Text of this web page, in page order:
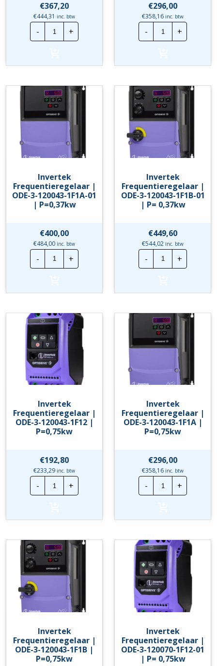
€367,20
€444,31 inc. btw
-
Invertek
Frequentieregelaar
|
120023-
P=0,37kw
hoeveelheid
+
€296,00
€358,16 inc. btw
-
Invertek
|
120043-
|
P=
0,37kw
hoeveelheid
+
Invertek
Frequentieregelaar |
ODE-3-120043-1F1A-01
| P=0,37kw
€400,00
€484,00 inc. btw
-
Invertek
Frequentieregelaar
|
120043-
|
P=0,37kw
hoeveelheid
+
Invertek
Frequentieregelaar |
ODE-3-120043-1F1B-01
| P= 0,37kw
€449,60
€544,02 inc. btw
-
Invertek
|
120043-
|
P=
0,37kw
hoeveelheid
+
Invertek
Frequentieregelaar |
ODE-3-120043-1F12 |
P=0,75kw
€192,80
€233,29 inc. btw
-
Invertek
Frequentieregelaar
|
120043-
P=0,75kw
hoeveelheid
+
Invertek
Frequentieregelaar |
ODE-3-120043-1F1A |
P=0,75kw
€296,00
€358,16 inc. btw
-
Invertek
|
120043-
P=0,75kw
hoeveelheid
+
Invertek
Frequentieregelaar |
ODE-3-120043-1F1B |
P=0,75kw
Invertek
Frequentieregelaar |
ODE-3-120070-1F12-01
| P= 0,75kw